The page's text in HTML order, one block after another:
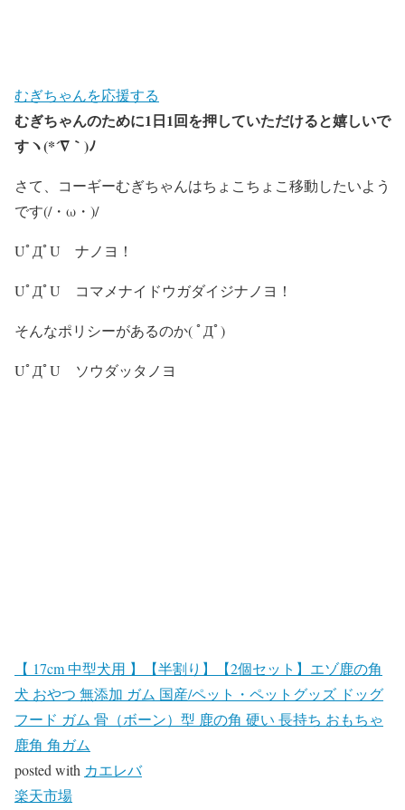
むぎちゃんを応援する
むぎちゃんのために1日1回を押していただけると嬉しいで
すヽ(*´∇｀)ﾉ
さて、コーギーむぎちゃんはちょこちょこ移動したいよう
です(/・ω・)/
UﾟДﾟU ナノヨ！
UﾟДﾟU コマメナイドウガダイジナノヨ！
そんなポリシーがあるのか( ﾟДﾟ)
UﾟДﾟU ソウダッタノヨ
【 17cm 中型犬用 】【半割り】【2個セット】エゾ鹿の角
犬 おやつ 無添加 ガム 国産/ペット・ペットグッズ ドッグ
フード ガム 骨（ボーン）型 鹿の角 硬い 長持ち おもちゃ
鹿角 角ガム
posted with カエレバ
楽天市場